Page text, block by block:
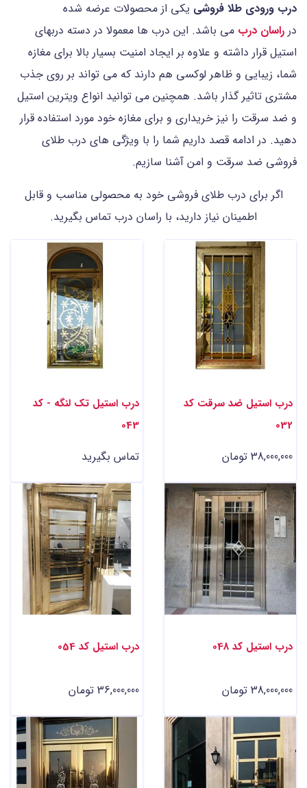
درب ورودی طلا فروشی یکی از محصولات عرضه شده
در راسان درب می باشد. این درب ها معمولا در دسته دربهای
استیل قرار داشته و علاوه بر ایجاد امنیت بسیار بالا برای مغازه
شما، زیبایی و ظاهر لوکسی هم دارند که می تواند بر روی جذب
مشتری تاثیر گذار باشد. همچنین می توانید انواع ویترین استیل
و ضد سرقت را نیز خریداری و برای مغازه خود مورد استفاده قرار
دهید. در ادامه قصد داریم شما را با ویژگی های درب طلای
فروشی ضد سرقت و امن آشنا سازیم.
اگر برای درب طلای فروشی خود به محصولی مناسب و قابل
اطمینان نیاز دارید، با راسان درب تماس بگیرید.
درب استیل ضد سرقت کد
032
38,000,000 تومان
درب استیل تک لنگه - کد
043
تماس بگیرید
درب استیل کد 048
38,000,000 تومان
درب استیل کد 054
36,000,000 تومان